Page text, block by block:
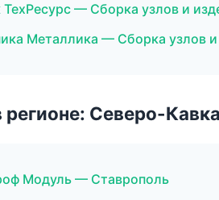
— Сборка узлов и
Металлика — Сборка узлов и
регионе: Северо-
Модуль — Ставрополь